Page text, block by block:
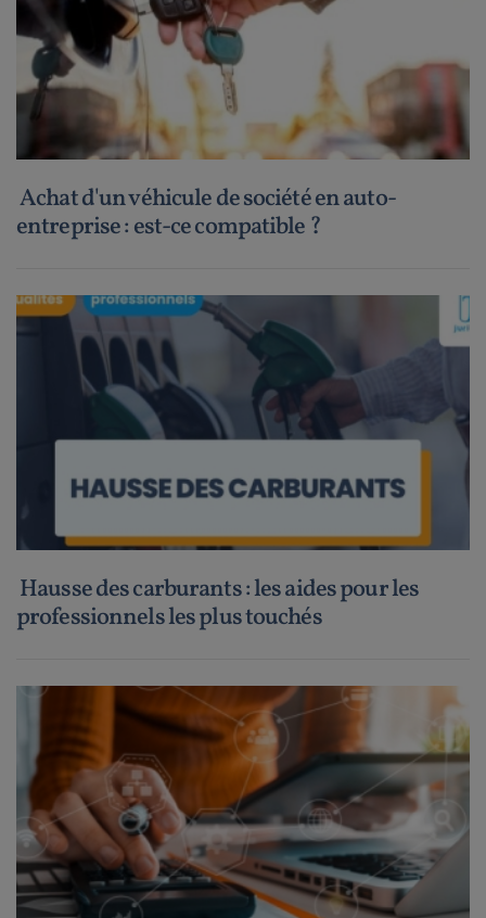
Achat d'un véhicule de société en auto-
entreprise : est-ce compatible ?
Hausse des carburants : les aides pour les
professionnels les plus touchés